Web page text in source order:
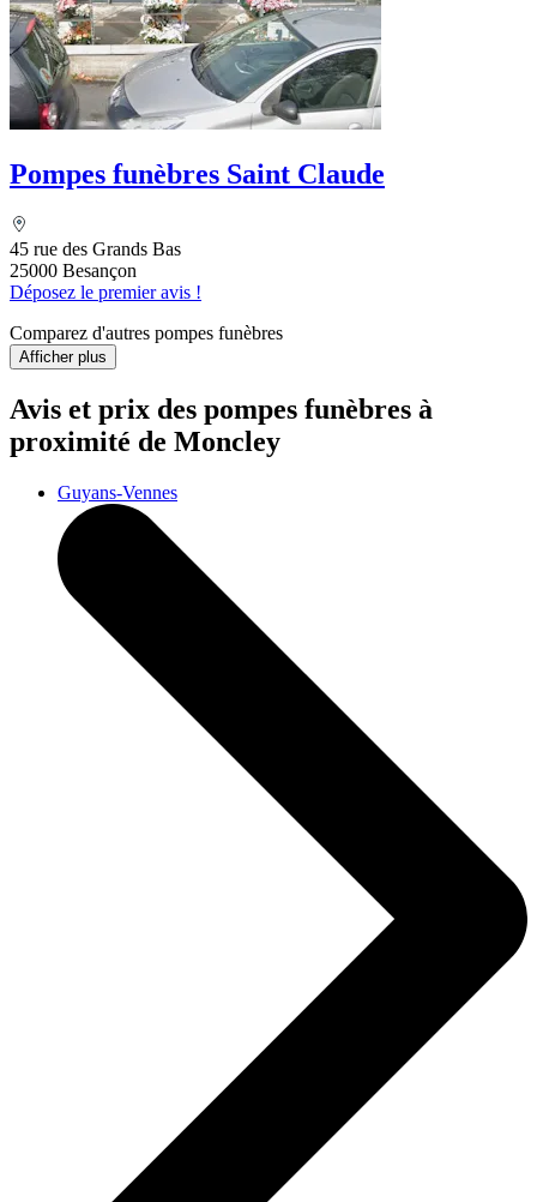
Pompes funèbres Saint Claude
45 rue des Grands Bas
25000 Besançon
Déposez le premier avis !
Comparez d'autres pompes funèbres
Afficher plus
Avis et prix des pompes funèbres à
proximité de Moncley
Guyans-Vennes